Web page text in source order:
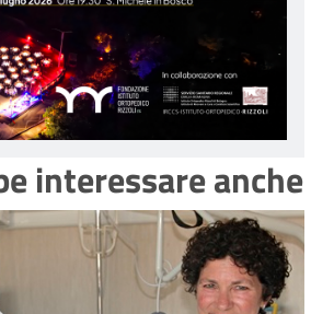
interessare anche